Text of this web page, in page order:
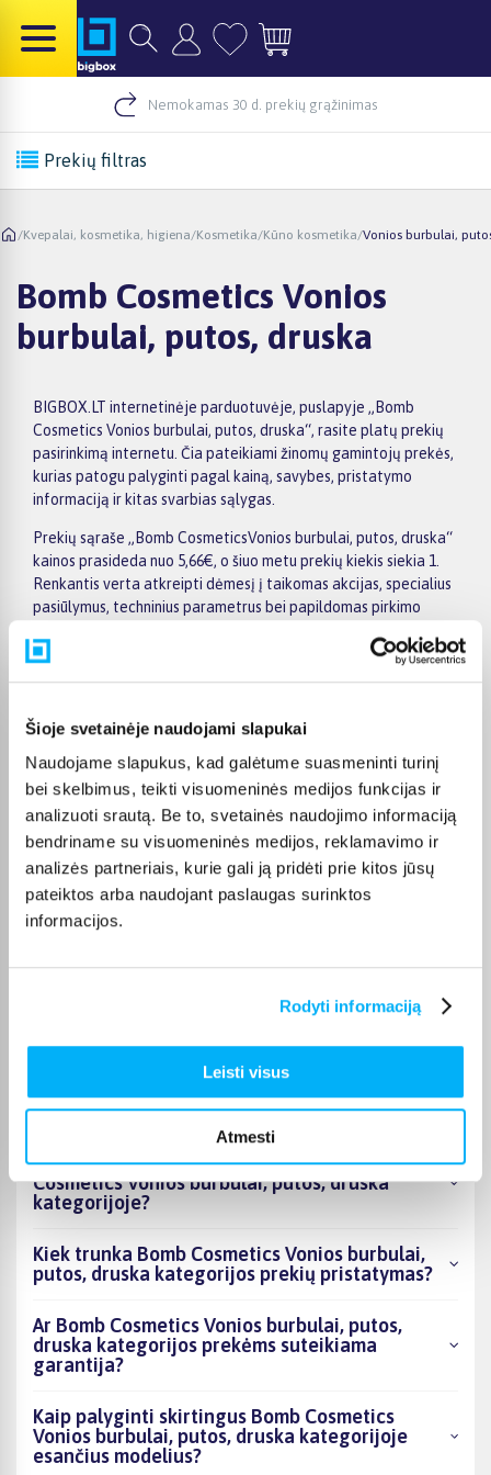
Šioje svetainėje naudojami slapukai
Naudojame slapukus, kad galėtume suasmeninti turinį
bei skelbimus, teikti visuomeninės medijos funkcijas ir
analizuoti srautą. Be to, svetainės naudojimo informaciją
bendriname su visuomeninės medijos, reklamavimo ir
analizės partneriais, kurie gali ją pridėti prie kitos jūsų
pateiktos arba naudojant paslaugas surinktos
informacijos.
Rodyti informaciją
Leisti visus
Atmesti
Nemokamas 30 d. prekių grąžinimas
Prekių filtras
/Kvepalai, kosmetika, higiena/Kosmetika/Kūno kosmetika/Vonios burbulai,
Bomb Cosmetics Vonios
burbulai, putos, druska
BIGBOX.LT internetinėje parduotuvėje, puslapyje „Bomb
Cosmetics Vonios burbulai, putos, druska“, rasite platų prekių
pasirinkimą internetu. Čia pateikiami žinomų gamintojų prekės,
kurias patogu palyginti pagal kainą, savybes, pristatymo
informaciją ir kitas svarbias sąlygas.
Prekių sąraše „Bomb CosmeticsVonios burbulai, putos, druska“
kainos prasideda nuo 5,66€, o šiuo metu prekių kiekis siekia 1.
Renkantis verta atkreipti dėmesį į taikomas akcijas, specialius
pasiūlymus, techninius parametrus bei papildomas pirkimo
atitinkantį variantą.
susiaurinti asortimentą ir greičiau rasti tinkamą prekę.
Peržiūrėkite „Bomb CosmeticsVonios burbulai, putos, druska“
pasiūlymus BIGBOX.LT, palyginkite prekes ir pirkite internetu
patogiai. Pasirinktą prekę pristatysime per jos aprašyme
nurodytą terminą.
DUK
druska kategorijoje esantys produktai šiuo
Kiek prekių yra Bomb Cosmetics Vonios
ir kokia žemiausia kaina?
Ar BIGBOX.LT galima rasti akcijų Bomb
Cosmetics Vonios burbulai, putos, druska
kategorijoje?
Kiek trunka Bomb Cosmetics Vonios burbulai,
putos, druska kategorijos prekių pristatymas?
Ar Bomb Cosmetics Vonios burbulai, putos,
druska kategorijos prekėms suteikiama
garantija?
Kaip palyginti skirtingus Bomb Cosmetics
Vonios burbulai, putos, druska kategorijoje
esančius modelius?